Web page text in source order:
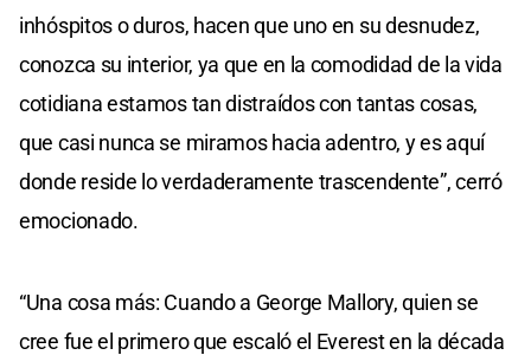
inhóspitos o duros, hacen que uno en su desnudez,
conozca su interior, ya que en la comodidad de la vida
cotidiana estamos tan distraídos con tantas cosas,
que casi nunca se miramos hacia adentro, y es aquí
donde reside lo verdaderamente trascendente”, cerró
emocionado.
“Una cosa más: Cuando a George Mallory, quien se
cree fue el primero que escaló el Everest en la década